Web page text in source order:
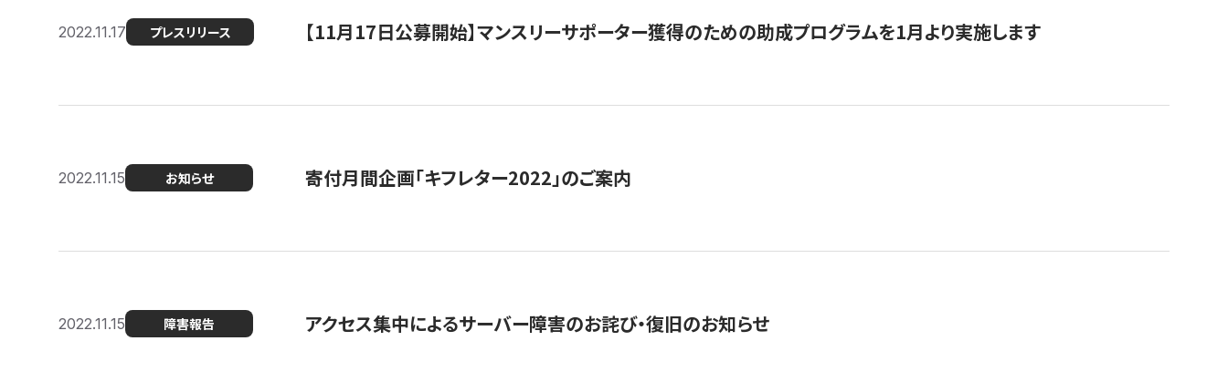
2022.11.17 プレスリリース 【11月17日公募開始】マンスリーサポーター獲得のための助成プログラムを1月より実施します
2022.11.15 お知らせ 寄付月間企画「キフレター2022」のご案内
2022.11.15 障害報告 アクセス集中によるサーバー障害のお詫び・復旧のお知らせ